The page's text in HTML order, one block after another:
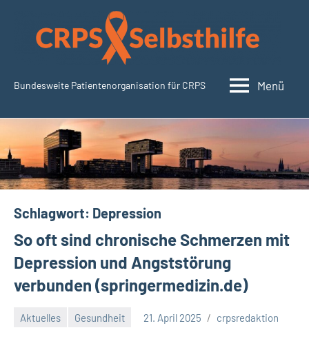
springen
CRPSSelbsthilfe.org
Bundesweite Patientenorganisation für CRPS Menü
Schlagwort: Depression
So oft sind chronische Schmerzen mit
Depression und Angststörung
verbunden (springermedizin.de)
Aktuelles Gesundheit 21. April 2025 crpsredaktion